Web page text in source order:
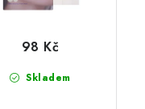
Skladem
98 Kč